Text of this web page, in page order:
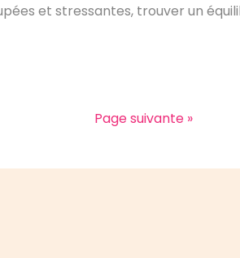
et stressantes, trouver un
Page suivante »